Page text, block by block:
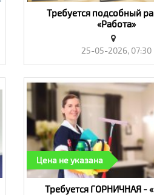
Требуется подсобный
«Работа»
25-05-2026, 07:30
Цена не указана
Требуется ГОРНИЧНАЯ -